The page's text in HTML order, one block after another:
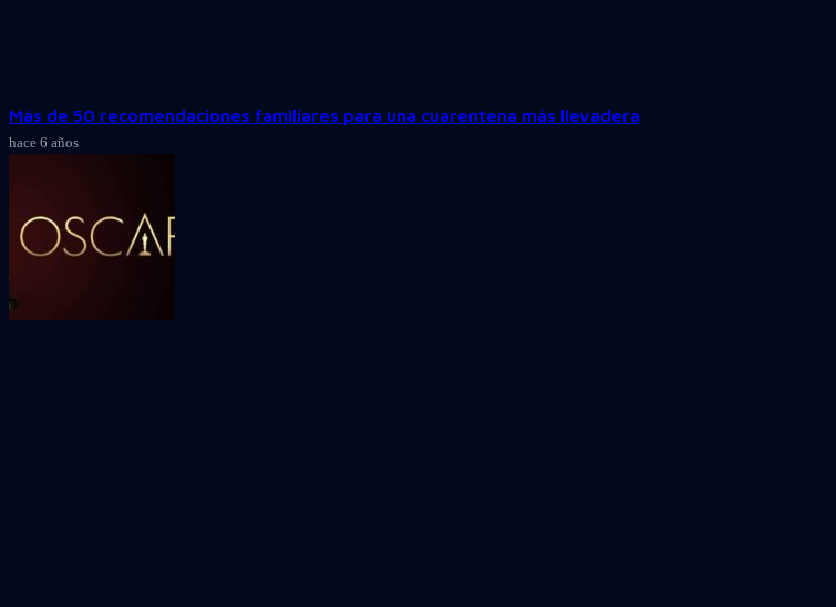
Más de 50 recomendaciones familiares para una cuarentena más llevadera
hace 6 años